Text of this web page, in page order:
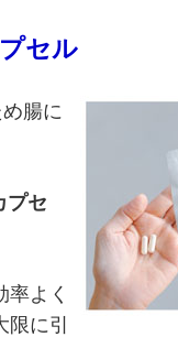
セル
腸に
プセ
よく
に引